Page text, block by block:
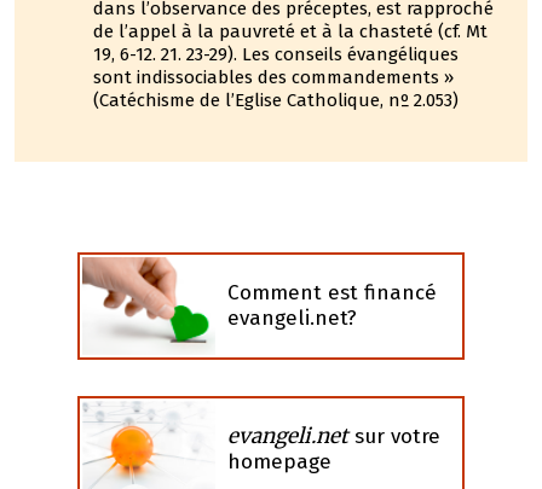
dans l’observance des préceptes, est rapproché
de l’appel à la pauvreté et à la chasteté (cf. Mt
19, 6-12. 21. 23-29). Les conseils évangéliques
sont indissociables des commandements »
(Catéchisme de l’Eglise Catholique, nº 2.053)
Comment est financé
evangeli.net?
evangeli.netsur votre
homepage